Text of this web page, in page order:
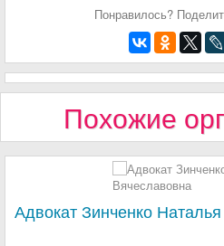
Понравилось?
Похожие
Адвокат Зинченко